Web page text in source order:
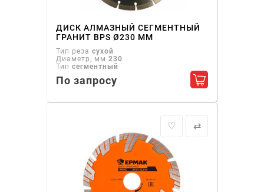
ДИСК АЛМАЗНЫЙ СЕГМЕНТНЫЙ
ГРАНИТ BPS Ø230 ММ
Тип реза сухой
Диаметр, мм 230
Тип сегментный
По запросу Добавить в
♡ ⇄